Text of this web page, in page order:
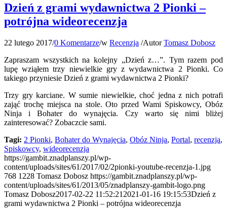
Dzień z grami wydawnictwa 2 Pionki –
potrójna wideorecenzja
22 lutego 2017/0 Komentarze/w Recenzja /AutorTomasz Dobosz
Zapraszam wszystkich na kolejny „Dzień z…”. Tym razem pod
lupę wziąłem trzy niewielkie gry z wydawnictwa 2 Pionki. Co
takiego przyniesie Dzień z grami wydawnictwa 2 Pionki?
Trzy gry karciane. W sumie niewielkie, choć jedna z nich potrafi
zająć trochę miejsca na stole. Oto przed Wami Spiskowcy, Obóz
Ninja i Bohater do wynajęcia. Czy warto się nimi bliżej
zainteresować? Zobaczcie sami.
Tagi: 2 Pionki, Bohater do Wynajęcia, Obóz Ninja, Portal, recenzja,
Spiskowcy, wideorecenzja
https://gambit.znadplanszy.pl/wp-
content/uploads/sites/61/2017/02/2pionki-youtube-recenzja-1.jpg
768 1228 Tomasz Dobosz https://gambit.znadplanszy.pl/wp-
content/uploads/sites/61/2013/05/znadplanszy-gambit-logo.png
Tomasz Dobosz2017-02-22 11:52:21 2021-01-16 19:15:53Dzień z
grami wydawnictwa 2 Pionki – potrójna wideorecenzja